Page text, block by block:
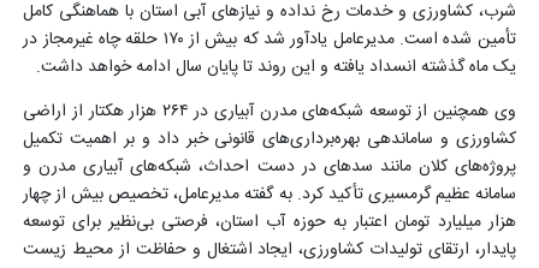
شرب، کشاورزی و خدمات رخ نداده و نیازهای آبی استان با هماهنگی کامل
تأمین شده است. مدیرعامل یادآور شد که بیش از ۱۷۰ حلقه چاه غیرمجاز در
یک ماه گذشته انسداد یافته و این روند تا پایان سال ادامه خواهد داشت.
وی همچنین از توسعه شبکه‌های مدرن آبیاری در ۲۶۴ هزار هکتار از اراضی
کشاورزی و ساماندهی بهره‌برداری‌های قانونی خبر داد و بر اهمیت تکمیل
پروژه‌های کلان مانند سدهای در دست احداث، شبکه‌های آبیاری مدرن و
سامانه عظیم گرمسیری تأکید کرد. به گفته مدیرعامل، تخصیص بیش از چهار
هزار میلیارد تومان اعتبار به حوزه آب استان، فرصتی بی‌نظیر برای توسعه
پایدار، ارتقای تولیدات کشاورزی، ایجاد اشتغال و حفاظت از محیط زیست